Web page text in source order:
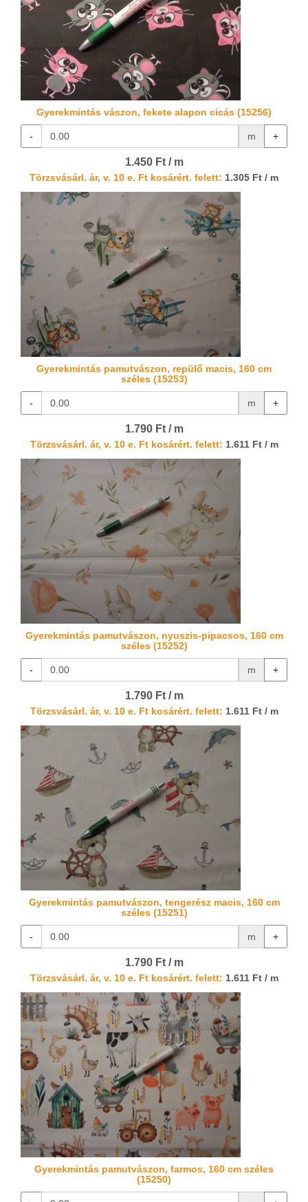
Gyerekmintás vászon, fekete alapon cicás (15256)
- m +
1.450 Ft / m
Törzsvásárl. ár, v. 10 e. Ft kosárért. felett: 1.305 Ft / m
Gyerekmintás pamutvászon, repülő macis, 160 cm
széles (15253)
- m +
1.790 Ft / m
Törzsvásárl. ár, v. 10 e. Ft kosárért. felett: 1.611 Ft / m
Gyerekmintás pamutvászon, nyuszis-pipacsos, 160 cm
széles (15252)
- m +
1.790 Ft / m
Törzsvásárl. ár, v. 10 e. Ft kosárért. felett: 1.611 Ft / m
Gyerekmintás pamutvászon, tengerész macis, 160 cm
széles (15251)
- m +
1.790 Ft / m
Törzsvásárl. ár, v. 10 e. Ft kosárért. felett: 1.611 Ft / m
Gyerekmintás pamutvászon, farmos, 160 cm széles
(15250)